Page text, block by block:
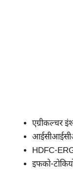
एग्रीकल्चर
HDFC-
इफको-